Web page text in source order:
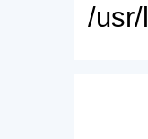
/